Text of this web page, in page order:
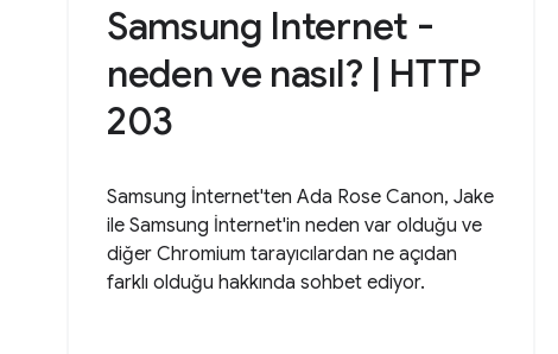
Samsung Internet -
neden ve nasıl? | HTTP
203
Samsung İnternet'ten Ada Rose Canon, Jake
ile Samsung İnternet'in neden var olduğu ve
diğer Chromium tarayıcılardan ne açıdan
farklı olduğu hakkında sohbet ediyor.